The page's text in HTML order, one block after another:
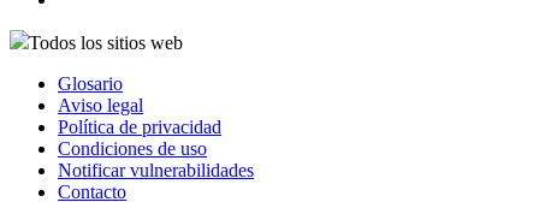
Todos los sitios web
Glosario
Aviso legal
Política de privacidad
Condiciones de uso
Notificar vulnerabilidades
Contacto